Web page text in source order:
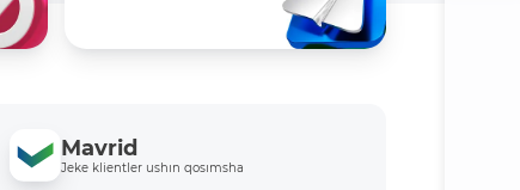
Mavrid
Jeke klientler ushın qosımsha